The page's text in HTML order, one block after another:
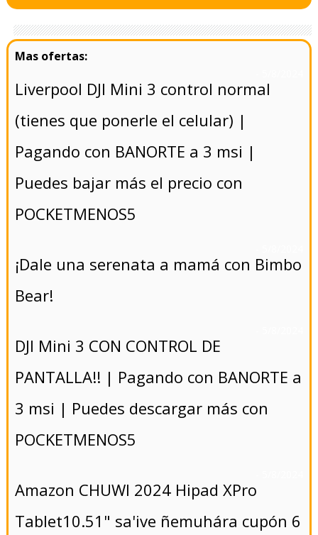
Liverpool DJI Mini 3 control normal
(tienes que ponerle el celular) |
Pagando con BANORTE a 3 msi |
Puedes bajar más el precio con
POCKETMENOS5
¡Dale una serenata a mamá con Bimbo
Bear!
DJI Mini 3 CON CONTROL DE
PANTALLA!! | Pagando con BANORTE a
3 msi | Puedes descargar más con
POCKETMENOS5
Amazon CHUWI 2024 Hipad XPro
Tablet10.51" sa'ive ñemuhára cupón 6